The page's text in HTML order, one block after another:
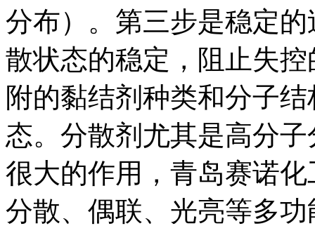
分布）。第三步是稳定
散状态的稳定，阻止失
附的黏结剂种类和分子
态。分散剂尤其是高分
很大的作用，青岛赛诺
分散、偶联、光亮等多